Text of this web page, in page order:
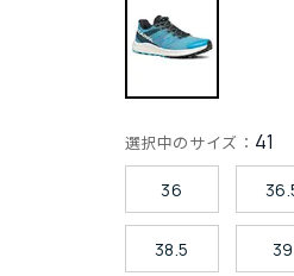
選択中のサイズ： 41
36
38.5 39